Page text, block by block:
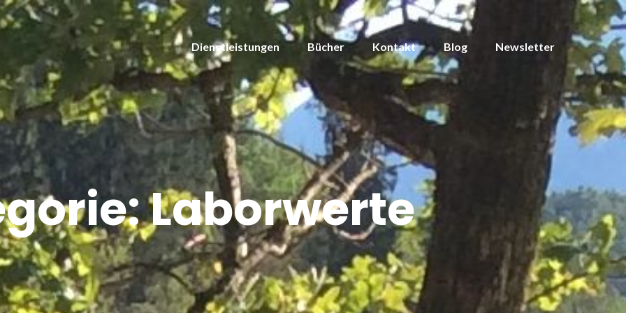
Dienstleistungen Bücher Kontakt Blog Newsletter
Laborwerte